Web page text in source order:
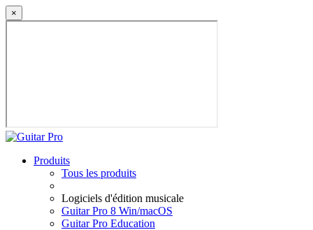
×
Produits
Tous les produits
Logiciels d'édition musicale
Guitar Pro 8 Win/macOS
Guitar Pro Education